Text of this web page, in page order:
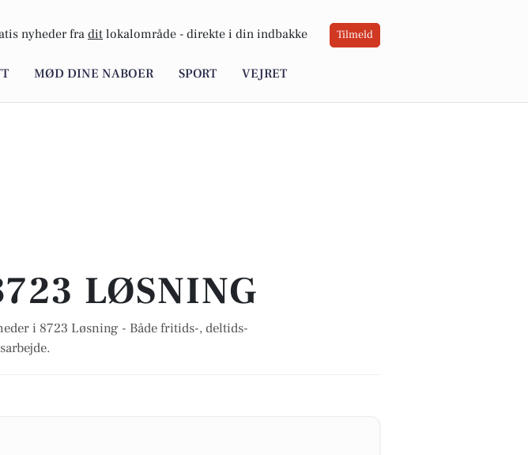
nyheder fra dit lokalområde - direkte i din indbakke Tilmeld
MØD DINE NABOER SPORT VEJRET
LØSNING
i 8723 Løsning - Både fritids-, deltids-